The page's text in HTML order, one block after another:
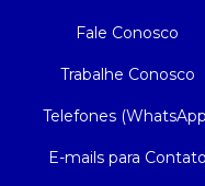
Fale Conosco
Trabalhe Conosco
Telefones
E-mails para Contato